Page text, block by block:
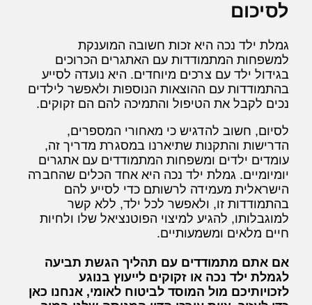
לסיכום
גמלת ילד נכה היא זכות חשובה המוענקת
למשפחות המתמודדות עם האתגרים הכרוכים
בגידול ילד עם צרכים מיוחדים. היא נועדה לסייע
בהתמודדות עם ההוצאות הנוספות ולאפשר לילדים
נכים לקבל את הטיפול והתמיכה להם הם זקוקים.
לסיום, חשוב להדגיש כי מאחורי המספרים,
הדרישות והתקנות שתיארנו במסגרת מדריך זה,
עומדים ילדים ומשפחות המתמודדים עם אתגרים
יומיומיים. גמלת ילד נכה היא אחד הכלים שהחברה
הישראלית מעמידה לרשותם כדי לסייע להם
בהתמודדות זו, ולאפשר לכל ילד, ללא קשר
למוגבלותו, להגיע למיצוי הפוטנציאל שלו ולחיות
חיים מלאים ומשמעותיים.
אם אתם מתמודדים עם תהליך הגשת תביעה
לגמלת ילד נכה או זקוקים לייעוץ בנוגע
לזכויותיכם מול המוסד לביטוח לאומי, אנחנו כאן